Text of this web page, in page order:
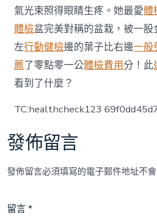
氣光束照得眼睛生疼。她最愛體
體檢盆完美對稱的盆栽，被一股
左行動健檢邊的葉子比右邊一般
薦了零點零一公體檢費用分！此
看到了什麼？
TC:healthcheck123
發佈留言
發佈留言必須填寫的電子郵件地址不會
留言*